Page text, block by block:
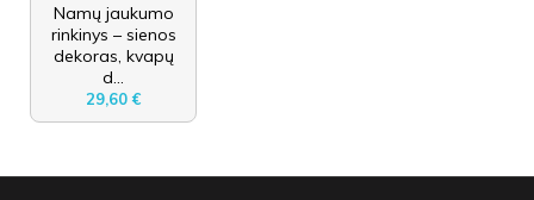
Namų jaukumo
rinkinys – sienos
dekoras, kvapų
d...
29,60 €